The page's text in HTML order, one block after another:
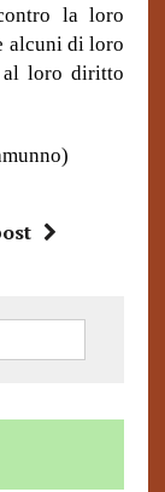
la loro
alcuni di loro
al loro diritto